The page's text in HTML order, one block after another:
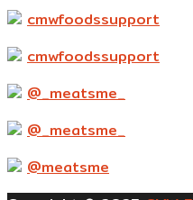
cmwfoodssupport
cmwfoodssupport
@_meatsme_
@_meatsme_
@meatsme